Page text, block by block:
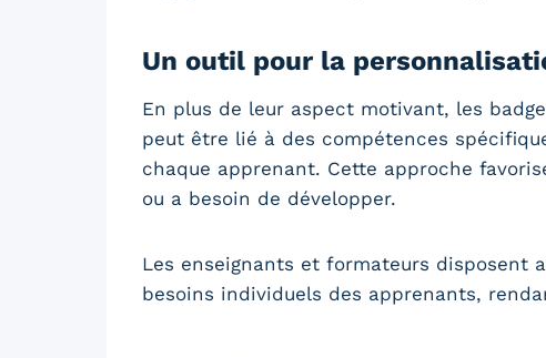
Un outil pour la
En plus de leur aspect motivant, les
peut être lié à des compétences
chaque apprenant. Cette approche
ou a besoin de développer.
Les enseignants et formateurs disposent
besoins individuels des apprenants,